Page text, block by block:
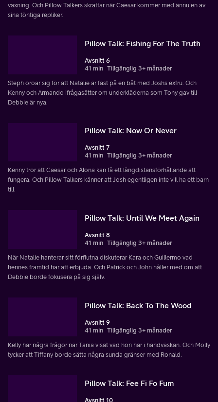
vaxning. Och Pillow Talkers skrattar när Caesar kommer med ännu en av
sina töntiga repliker.
Pillow Talk: Fishing For The Truth
Avsnitt 6
41 min Tillgänglig 3+ månader
Steph oroar sig för att Natalie är fast på en båt med Joshs exfru. Och
Kenny och Armando ifrågasätter om underkläderna som Tony gav till
Debbie är nya.
Pillow Talk: Now Or Never
Avsnitt 7
41 min Tillgänglig 3+ månader
Kenny tror att Caesar och Alona kan få ett långdistansförhållande att
fungera. Och Pillow Talkers känner att Josh egentligen inte vill ha ett barn
till.
Pillow Talk: Until We Meet Again
Avsnitt 8
41 min Tillgänglig 3+ månader
När Natalie hanterar sitt förflutna diskuterar Kara och Guillermo vad
hennes framtid har att erbjuda. Och Patrick och John håller med om att
Debbie borde fokusera på sig själv.
Pillow Talk: Back To The Wood
Avsnitt 9
41 min Tillgänglig 3+ månader
Kelly har några frågor när Tania visat vad hon har i handväskan. Och Molly
tycker att Tiffany borde sätta några sunda gränser med Ronald.
Pillow Talk: Fee Fi Fo Fum
Avsnitt 10